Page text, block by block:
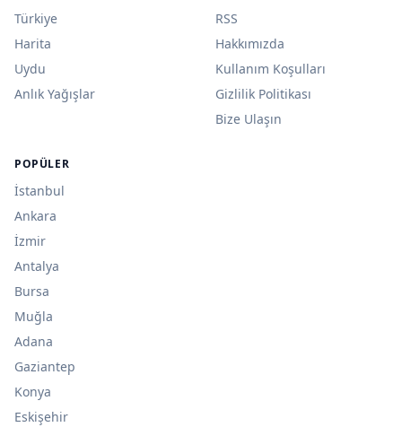
Türkiye
Harita
Uydu
Anlık Yağışlar
RSS
Hakkımızda
Kullanım Koşulları
Gizlilik Politikası
Bize Ulaşın
POPÜLER
İstanbul
Ankara
İzmir
Antalya
Bursa
Muğla
Adana
Gaziantep
Konya
Eskişehir